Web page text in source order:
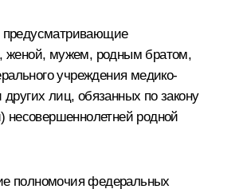
предусматривающие
женой, мужем, родным братом,
учреждения медико-
лиц, обязанных по закону
несовершеннолетней родной
полномочия федеральных